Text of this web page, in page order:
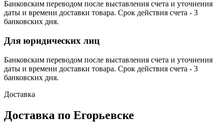
Банковским переводом после выставления счета и уточнения
даты и времени доставки товара. Срок действия счета - 3
банковских дня.
Для юридических лиц
Банковским переводом после выставления счета и уточнения
даты и времени доставки товара. Срок действия счета - 3
банковских дня.
Доставка
Доставка по Егорьевске